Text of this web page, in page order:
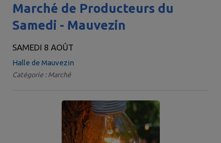
Marché de Producteurs du
Samedi - Mauvezin
SAMEDI 8 AOÛT
Halle de Mauvezin
Catégorie : Marché